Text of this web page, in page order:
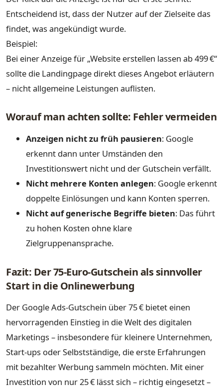
Entscheidend ist, dass der Nutzer auf der Zielseite das
findet, was angekündigt wurde.
Beispiel:
Bei einer Anzeige für „Website erstellen lassen ab 499 €“
sollte die Landingpage direkt dieses Angebot erläutern
– nicht allgemeine Leistungen auflisten.
Worauf man achten sollte: Fehler vermeiden
Anzeigen nicht zu früh pausieren: Google
erkennt dann unter Umständen den
Investitionswert nicht und der Gutschein verfällt.
Nicht mehrere Konten anlegen: Google erkennt
doppelte Einlösungen und kann Konten sperren.
Nicht auf generische Begriffe bieten: Das führt
zu hohen Kosten ohne klare
Zielgruppenansprache.
Fazit: Der 75-Euro-Gutschein als sinnvoller
Start in die Onlinewerbung
Der Google Ads-Gutschein über 75 € bietet einen
hervorragenden Einstieg in die Welt des digitalen
Marketings – insbesondere für kleinere Unternehmen,
Start-ups oder Selbstständige, die erste Erfahrungen
mit bezahlter Werbung sammeln möchten. Mit einer
Investition von nur 25 € lässt sich – richtig eingesetzt –